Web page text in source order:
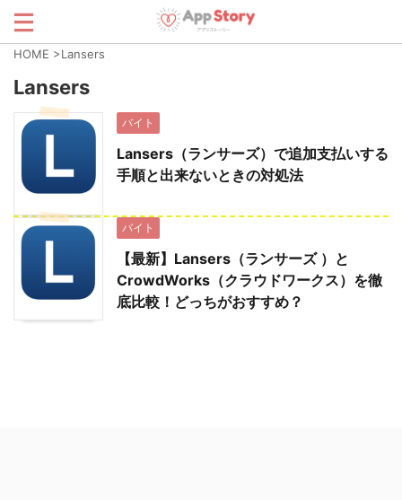
HOME >Lansers
Lansers
バイト
Lansers（ランサーズ）で追加支払いする
手順と出来ないときの対処法
バイト
【最新】Lansers（ランサーズ ）と
CrowdWorks（クラウドワークス）を徹
底比較！どっちがおすすめ？